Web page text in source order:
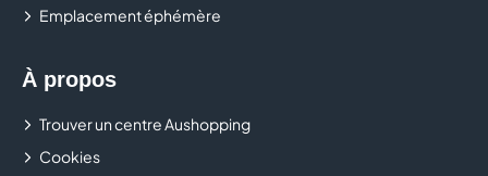
Emplacement éphémère
À propos
Trouver un centre Aushopping
Cookies